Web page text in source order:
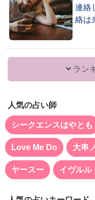
連絡
絡は
ラン
人気の占い師
シークエンスはやとも
Love Me Do 大串
ヤースー イヴルル